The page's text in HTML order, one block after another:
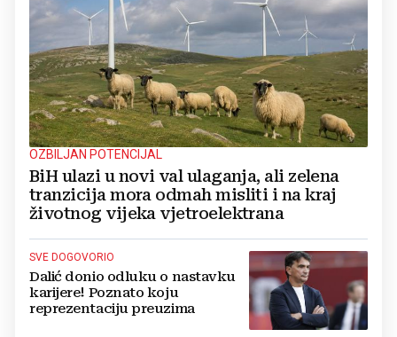
OZBILJAN POTENCIJAL
BiH ulazi u novi val ulaganja, ali zelena
tranzicija mora odmah misliti i na kraj
životnog vijeka vjetroelektrana
SVE DOGOVORIO
Dalić donio odluku o nastavku
karijere! Poznato koju
reprezentaciju preuzima